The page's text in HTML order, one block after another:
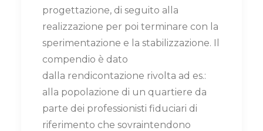
progettazione, di seguito alla
realizzazione per poi terminare con la
sperimentazione e la stabilizzazione. Il
compendio è dato
dalla rendicontazione rivolta ad es.:
alla popolazione di un quartiere da
parte dei professionisti fiduciari di
riferimento che sovraintendono